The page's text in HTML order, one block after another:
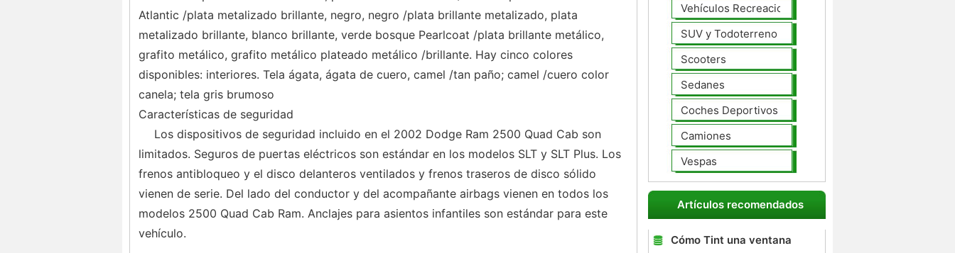
Atlantic /plata metalizado brillante, negro, negro /plata brillante metalizado, plata
metalizado brillante, blanco brillante, verde bosque Pearlcoat /plata brillante metálico,
grafito metálico, grafito metálico plateado metálico /brillante. Hay cinco colores
disponibles: interiores. Tela ágata, ágata de cuero, camel /tan paño; camel /cuero color
canela; tela gris brumoso
Características de seguridad
Los dispositivos de seguridad incluido en el 2002 Dodge Ram 2500 Quad Cab son
limitados. Seguros de puertas eléctricos son estándar en los modelos SLT y SLT Plus. Los
frenos antibloqueo y el disco delanteros ventilados y frenos traseros de disco sólido
vienen de serie. Del lado del conductor y del acompañante airbags vienen en todos los
modelos 2500 Quad Cab Ram. Anclajes para asientos infantiles son estándar para este
vehículo.
Vehículos Recreacionales
SUV y Todoterreno
Scooters
Sedanes
Coches Deportivos
Camiones
Vespas
Artículos recomendados
Cómo Tint una ventana